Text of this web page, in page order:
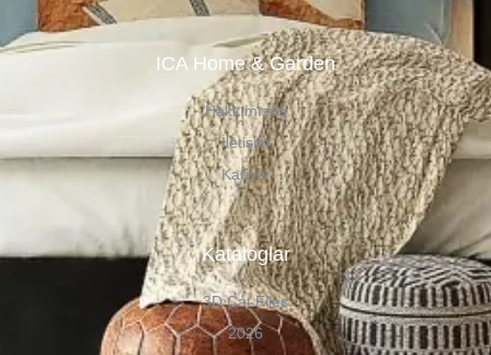
ICA Home & Garden
Hakkımızda
İletişim
Kariyer
Kataloglar
3D Cat Files
2026